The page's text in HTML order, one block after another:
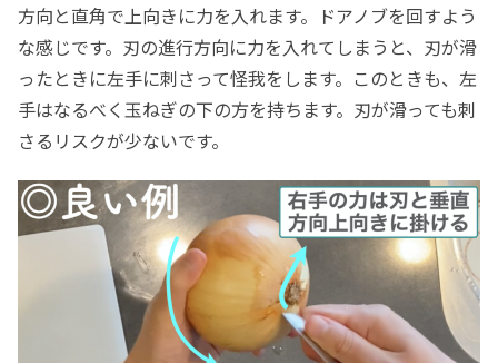
方向と直角で上向きに力を入れます。ドアノブを回すよう
な感じです。刃の進行方向に力を入れてしまうと、刃が滑
ったときに左手に刺さって怪我をします。このときも、左
手はなるべく玉ねぎの下の方を持ちます。刃が滑っても刺
さるリスクが少ないです。